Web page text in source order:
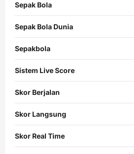
Sepak Bola
Sepak Bola Dunia
Sepakbola
Sistem Live Score
Skor Berjalan
Skor Langsung
Skor Real Time